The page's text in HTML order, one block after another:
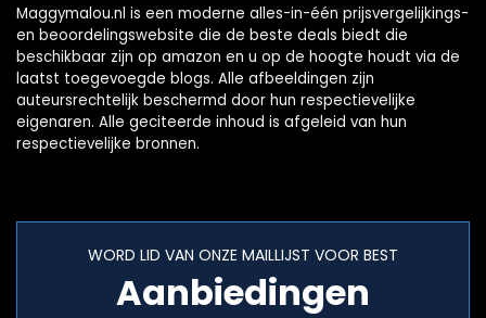
Maggymalou.nl is een moderne alles-in-één prijsvergelijkings-
en beoordelingswebsite die de beste deals biedt die
beschikbaar zijn op amazon en u op de hoogte houdt via de
laatst toegevoegde blogs. Alle afbeeldingen zijn
auteursrechtelijk beschermd door hun respectievelijke
eigenaren. Alle geciteerde inhoud is afgeleid van hun
respectievelijke bronnen.
WORD LID VAN ONZE MAILLIJST VOOR BEST
Aanbiedingen